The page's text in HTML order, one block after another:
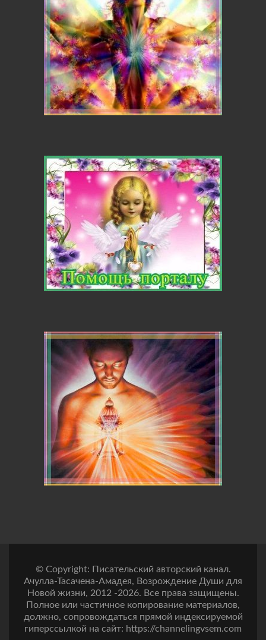
© Copyright: Писательский авторский канал.
Ачулла-Тасачена-Амадея, Возрождение Души для
Новой жизни, 2012 -2026. Все права защищены.
Полное или частичное копирование материалов,
должно, сопровождаться прямой индексируемой
гиперссылкой на сайт: https://channelingvsem.com